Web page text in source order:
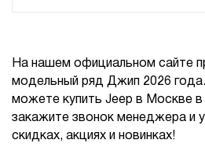
На нашем официальном сайте
модельный ряд Джип 2026
можете купить Jeep в Москве в
закажите звонок менеджера и
скидках, акциях и новинках!